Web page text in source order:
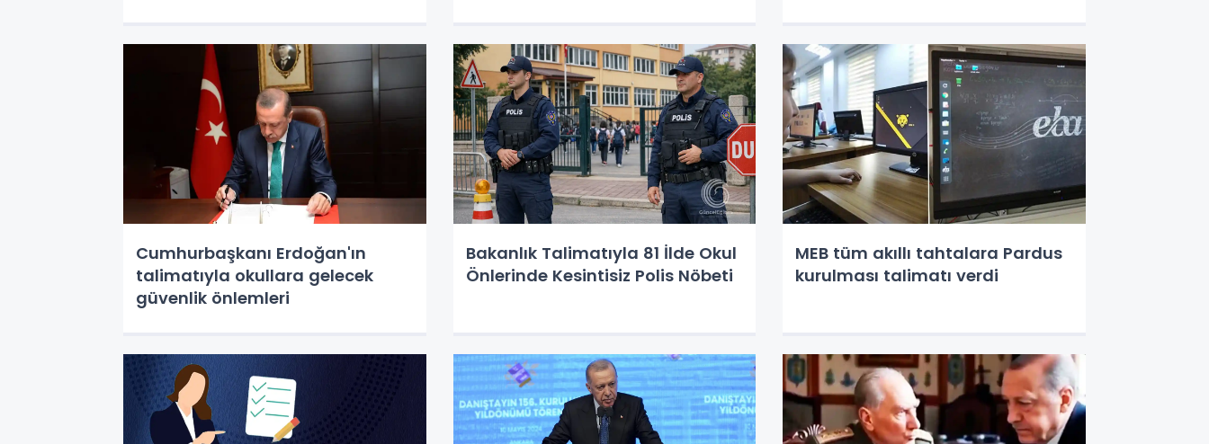
Cumhurbaşkanı Erdoğan'ın
talimatıyla okullara gelecek
güvenlik önlemleri
Bakanlık Talimatıyla 81 İlde Okul
Önlerinde Kesintisiz Polis Nöbeti
MEB tüm akıllı tahtalara Pardus
kurulması talimatı verdi